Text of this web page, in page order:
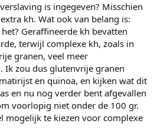
is ingegeven? Misschien
kh. Wat ook van belang is:
Geraffineerde kh bevatten
terwijl complexe kh, zoals in
granen, veel meer
Ik zou dus glutenvrije granen
en quinoa, en kijken wat dit
en nu nog verder bent afgevallen
voorlopig niet onder de 100 gr.
mogelijk te kiezen voor complexe